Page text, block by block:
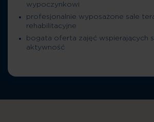
wypoczynkowi
profesjonalnie wyposażone sale
rehabilitacyjne
bogata oferta zajęć wspierających
aktywność